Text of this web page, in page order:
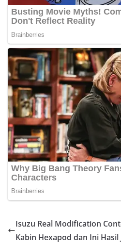
Isuzu Real Modification
Kabin Hexapod dan Ini Hasil